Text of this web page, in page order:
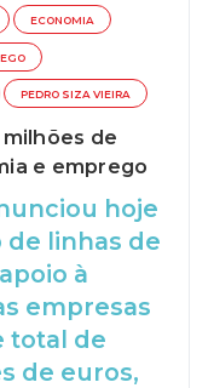
ECONOMIA
PEDRO SIZA VIEIRA
de
e emprego
hoje
linhas de
à
empresas
total de
de euros,